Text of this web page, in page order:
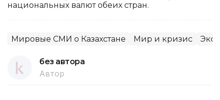
национальных валют обеих стран.
Мировые СМИ о Казахстане Мир и кризис
без автора
Автор